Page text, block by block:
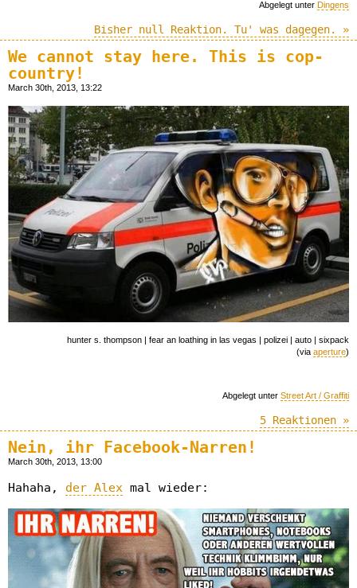
Abgelegt unter Dingens
Bisher null Reaktion. Tu' was dagegen. »
We cannot stay here. This is cop-
country!
March 30th, 2013, 13:22
hunter s. thompson | fear an loathing in las vegas | polizei | auto | sixpack
(via aperture)
Abgelegt unter Street Art / Graffiti
5 Reaktionen »
Nein, ihr Facebook-Narren!
March 30th, 2013, 13:00
Hahaha, der Alex mal wieder: